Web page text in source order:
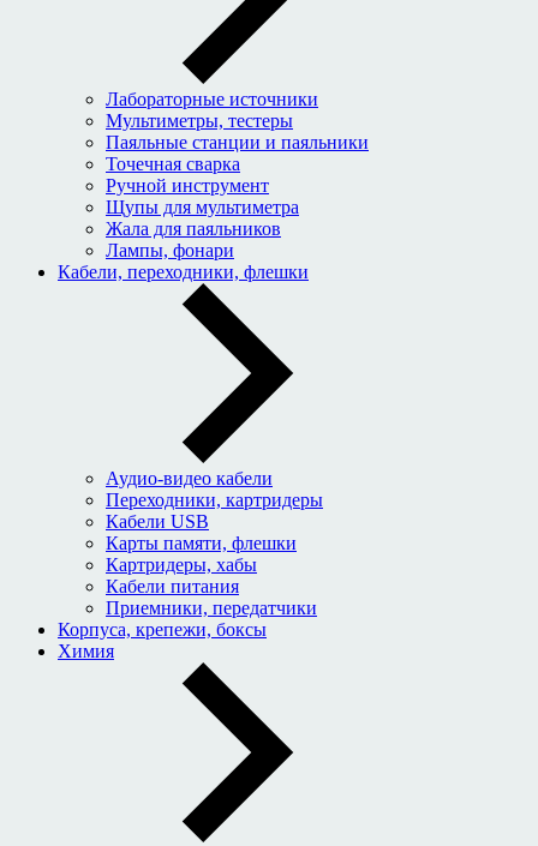
Лабораторные источники
Мультиметры, тестеры
Паяльные станции и паяльники
Точечная сварка
Ручной инструмент
Щупы для мультиметра
Жала для паяльников
Лампы, фонари
Кабели, переходники, флешки
Аудио-видео кабели
Переходники, картридеры
Кабели USB
Карты памяти, флешки
Картридеры, хабы
Кабели питания
Приемники, передатчики
Корпуса, крепежи, боксы
Химия